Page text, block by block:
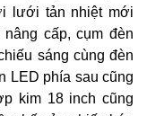
lưới tản nhiệt mới
cấp, cụm đèn
sáng cùng đèn
LED phía sau cũng
kim 18 inch cũng